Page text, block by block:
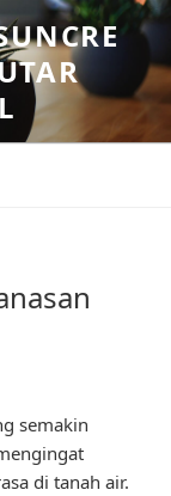
semakin
di tanah air.